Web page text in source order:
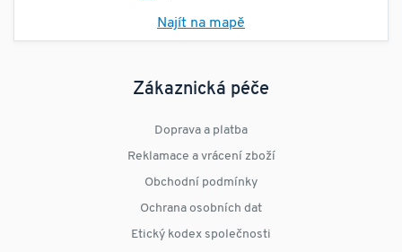
Najít na mapě
Zákaznická péče
Doprava a platba
Reklamace a vrácení zboží
Obchodní podmínky
Ochrana osobních dat
Etický kodex společnosti